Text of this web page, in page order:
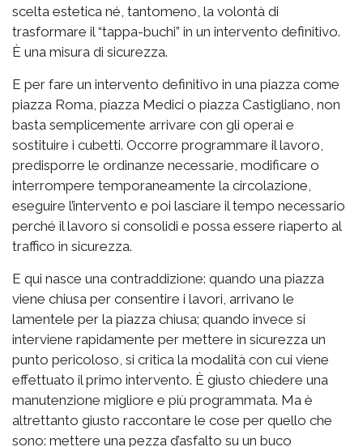
scelta estetica né, tantomeno, la volontà di
trasformare il “tappa-buchi” in un intervento definitivo.
È una misura di sicurezza.
E per fare un intervento definitivo in una piazza come
piazza Roma, piazza Medici o piazza Castigliano, non
basta semplicemente arrivare con gli operai e
sostituire i cubetti. Occorre programmare il lavoro,
predisporre le ordinanze necessarie, modificare o
interrompere temporaneamente la circolazione,
eseguire l’intervento e poi lasciare il tempo necessario
perché il lavoro si consolidi e possa essere riaperto al
traffico in sicurezza.
E qui nasce una contraddizione: quando una piazza
viene chiusa per consentire i lavori, arrivano le
lamentele per la piazza chiusa; quando invece si
interviene rapidamente per mettere in sicurezza un
punto pericoloso, si critica la modalità con cui viene
effettuato il primo intervento. È giusto chiedere una
manutenzione migliore e più programmata. Ma è
altrettanto giusto raccontare le cose per quello che
sono: mettere una pezza d’asfalto su un buco